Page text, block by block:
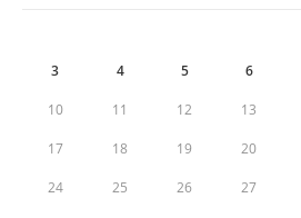
3 4 5 6
10 11 12 13
17 18 19 20
24 25 26 27